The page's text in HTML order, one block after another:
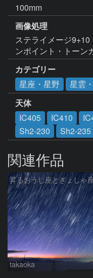
100mm
画像処理
ステライメージ
ンポイント・トーン
カテゴリー
星座・星野
星雲
天体
IC405
IC410
Sh2-230
Sh2-235
関連作品
昇るおうし座とぎょしゃ
takaoka